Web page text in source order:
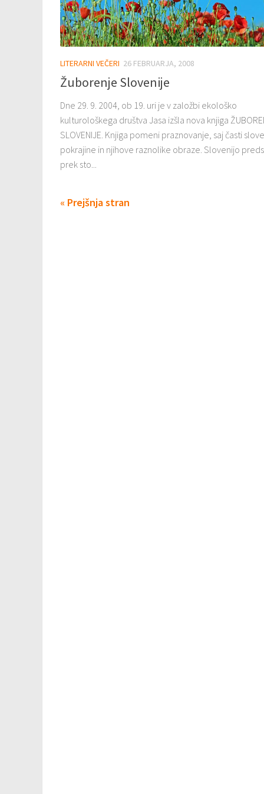
LITERARNI VEČERI 26 FEBRUARJA, 2008
Žuborenje Slovenije
Dne 29. 9. 2004, ob 19. uri je v založbi ekološko
kulturološkega društva Jasa izšla nova knjiga
SLOVENIJE. Knjiga pomeni praznovanje, saj časti
pokrajine in njihove raznolike obraze. Slovenijo
prek sto...
« Prejšnja stran